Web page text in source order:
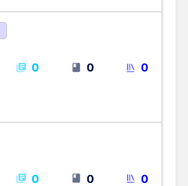
0 0 0
0 0 0